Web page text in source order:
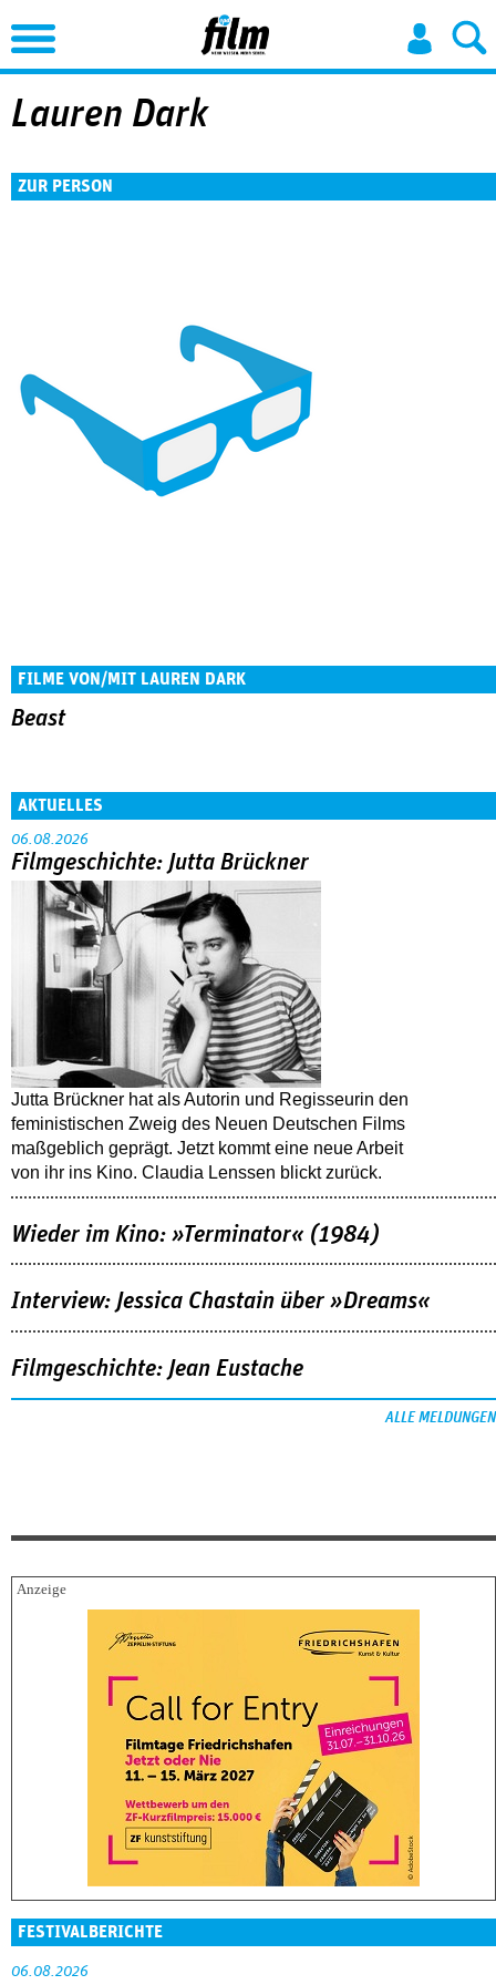
Jump to Navigation
Lauren Dark
ZUR PERSON
FILME VON/MIT LAUREN DARK
Beast
AKTUELLES
06.08.2026
Filmgeschichte: Jutta Brückner
Jutta Brückner hat als Autorin und Regisseurin den
feministischen Zweig des Neuen Deutschen Films
maßgeblich geprägt. Jetzt kommt eine neue Arbeit
von ihr ins Kino. Claudia Lenssen blickt zurück.
Wieder im Kino: »Terminator« (1984)
Interview: Jessica Chastain über »Dreams«
Filmgeschichte: Jean Eustache
ALLE MELDUNGEN
FESTIVALBERICHTE
06.08.2026